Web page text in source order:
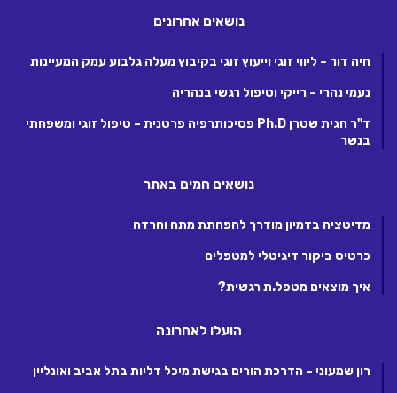
נושאים אחרונים
חיה דור – ליווי זוגי וייעוץ זוגי בקיבוץ מעלה גלבוע עמק המעיינות
נעמי נהרי – רייקי וטיפול רגשי בנהריה
ד"ר חגית שטרן Ph.D פסיכותרפיה פרטנית – טיפול זוגי ומשפחתי
בנשר
נושאים חמים באתר
מדיטציה בדמיון מודרך להפחתת מתח וחרדה
כרטיס ביקור דיגיטלי למטפלים
איך מוצאים מטפל.ת רגשית?
הועלו לאחרונה
רון שמעוני – הדרכת הורים בגישת מיכל דליות בתל אביב ואונליין